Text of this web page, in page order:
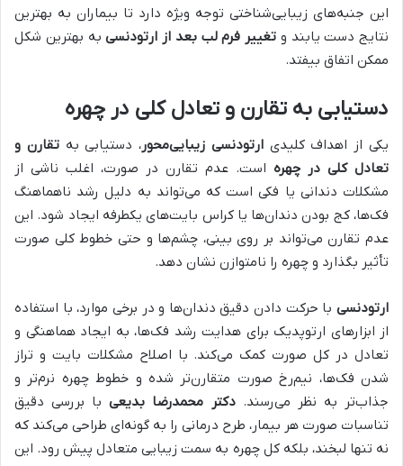
این جنبه‌های زیبایی‌شناختی توجه ویژه دارد تا بیماران به بهترین
نتایج دست یابند و تغییر فرم لب بعد از ارتودنسیبه بهترین شکل
ممکن اتفاق بیفتد.
دستیابی به تقارن و تعادل کلی در چهره
یکی از اهداف کلیدیارتودنسی زیبایی‌محور، دستیابی بهتقارن و
تعادل کلی در چهره است. عدم تقارن در صورت، اغلب ناشی از
مشکلات دندانی یا فکی است که می‌تواند به دلیل رشد ناهماهنگ
فک‌ها، کج بودن دندان‌ها یا کراس بایت‌های یکطرفه ایجاد شود. این
عدم تقارن می‌تواند بر روی بینی، چشم‌ها و حتی خطوط کلی صورت
تأثیر بگذارد و چهره را نامتوازن نشان دهد.
ارتودنسی با حرکت دادن دقیق دندان‌ها و در برخی موارد، با استفاده
از ابزارهای ارتوپدیک برای هدایت رشد فک‌ها، به ایجاد هماهنگی و
تعادل در کل صورت کمک می‌کند. با اصلاح مشکلات بایت و تراز
شدن فک‌ها، نیم‌رخ صورت متقارن‌تر شده و خطوط چهره نرم‌تر و
جذاب‌تر به نظر می‌رسند.دکتر محمدرضا بدیعیبا بررسی دقیق
تناسبات صورت هر بیمار، طرح درمانی را به گونه‌ای طراحی می‌کند که
نه تنها لبخند، بلکه کل چهره به سمت زیبایی متعادل پیش رود. این